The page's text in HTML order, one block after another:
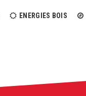
ENERGIES BOIS